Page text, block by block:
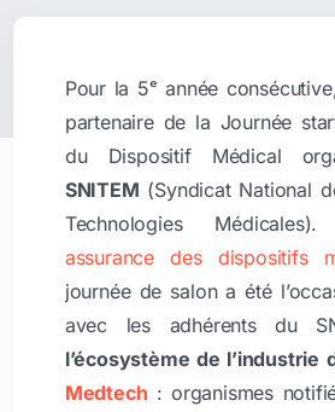
Pour la 5ᵉ année
partenaire de la Journée
du Dispositif Médical
SNITEM (Syndicat National
Technologies
assurance des dispositifs
journée de salon a été
avec les adhérents du
l’écosystème de l’industrie
Medtech : organismes